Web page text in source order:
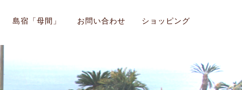
島宿「母間」 お問い合わせ ショッピング